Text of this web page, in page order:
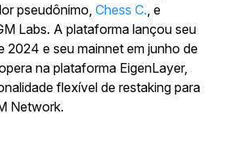
pseudônimo, Chess C., e
Labs. A plataforma lançou seu
2024 e seu mainnet em junho de
na plataforma EigenLayer,
flexível de restaking para
Network.